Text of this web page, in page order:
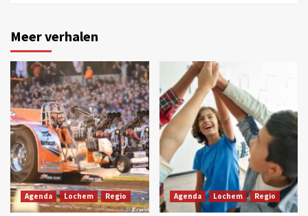
Meer verhalen
Agenda Lochem Regio Agenda Lochem Regio